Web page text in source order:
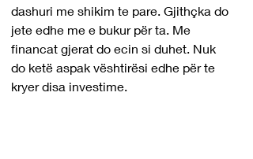
dashuri me shikim te pare. Gjithçka do
jete edhe me e bukur për ta. Me
financat gjerat do ecin si duhet. Nuk
do ketë aspak vështirësi edhe për te
kryer disa investime.